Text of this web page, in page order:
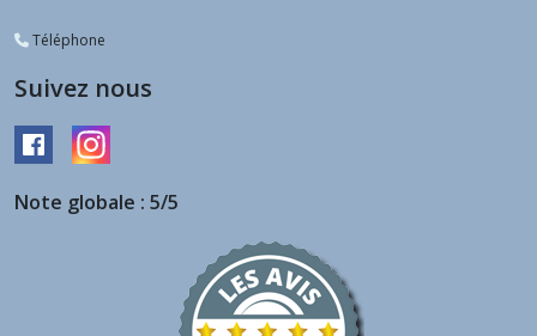
Téléphone
Suivez nous
Note globale : 5/5